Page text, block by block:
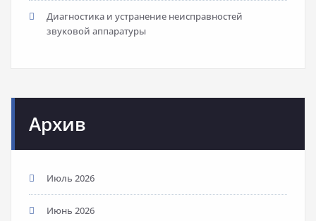
Диагностика и устранение неисправностей
звуковой аппаратуры
Архив
Июль 2026
Июнь 2026